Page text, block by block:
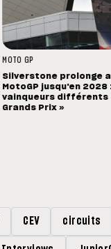
MOTO GP
Silverstone prolonge
MotoGP jusqu'en 2028
vainqueurs différents
Grands Prix »
CEV circuits